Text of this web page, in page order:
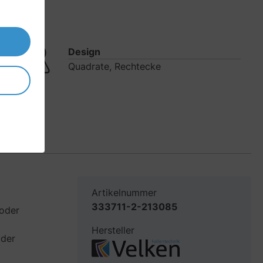
Design
Quadrate, Rechtecke
Artikelnummer
333711-2-213085
Hersteller